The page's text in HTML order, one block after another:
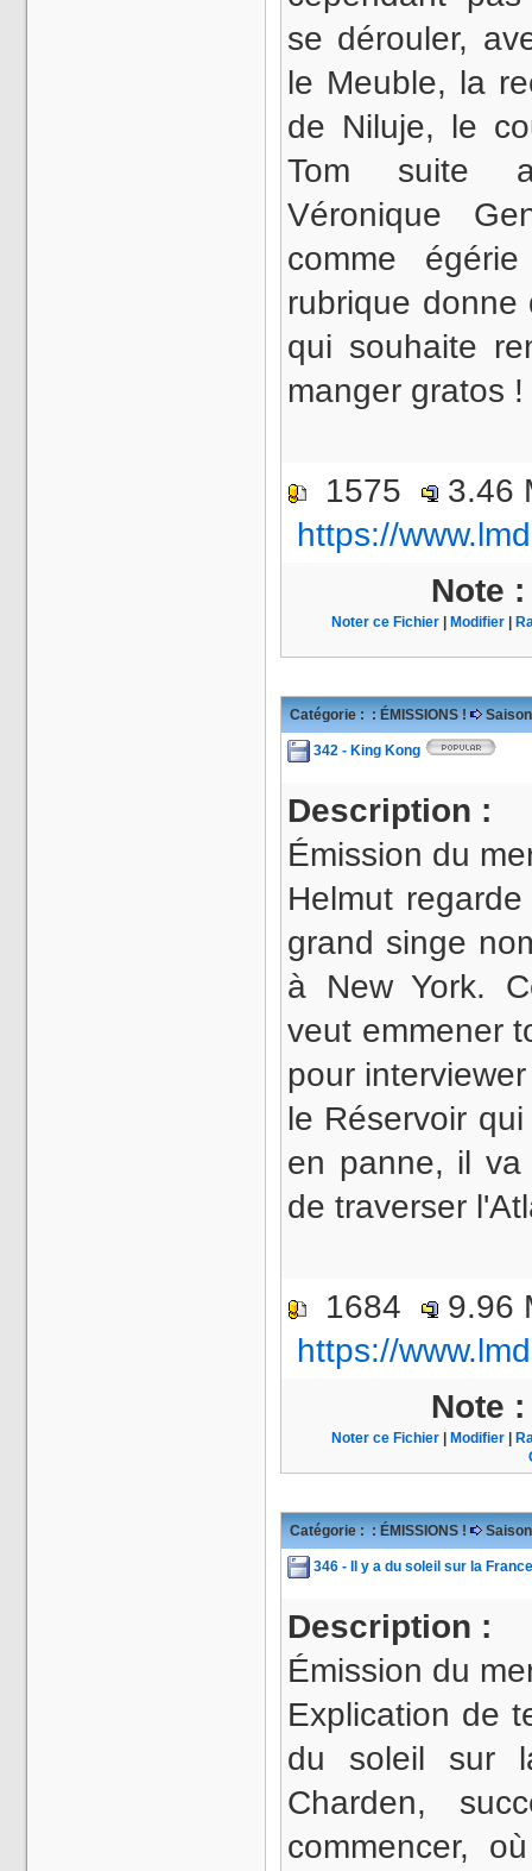
se dérouler,
le Meuble, la
de Niluje, le
Tom suite
Véronique
comme
rubrique donne
qui souhaite
manger gratos !
1575
https://
Note
Noter ce Fichier Modifier
Catégorie : : ÉMISSIONS !
342 - King Kong
Description :
Émission du
Helmut
grand singe
à New York.
veut emmener
pour
le Réservoir
en panne, il va
de traverser
1684
https://
Note
Noter ce Fichier Modifier
Catégorie : : ÉMISSIONS !
346 - Il y a du soleil sur la
Description :
Émission du
Explication de
du soleil sur
Charden,
commencer,